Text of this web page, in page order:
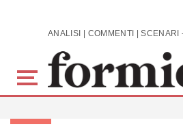
Skip to main content